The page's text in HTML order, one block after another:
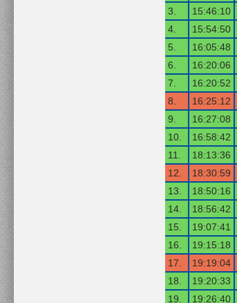
3.
15:46:10
4.
15:54:50
5.
16:05:48
6.
16:20:06
7.
16:20:52
8.
16:25:12
9.
16:27:08
10.
16:58:42
11.
18:13:36
12.
18:30:59
13.
18:50:16
14.
18:56:42
15.
19:07:41
16.
19:15:18
17.
19:19:04
18.
19:20:33
19.
19:26:40